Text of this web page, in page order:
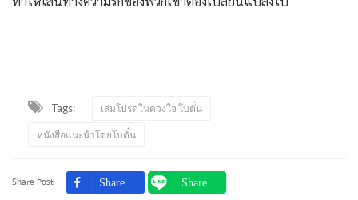
Tags: เล่มโปรดในดวงใจ โบตั๋น
หนังสือแนะนำโดยโบตั๋น
Share Post